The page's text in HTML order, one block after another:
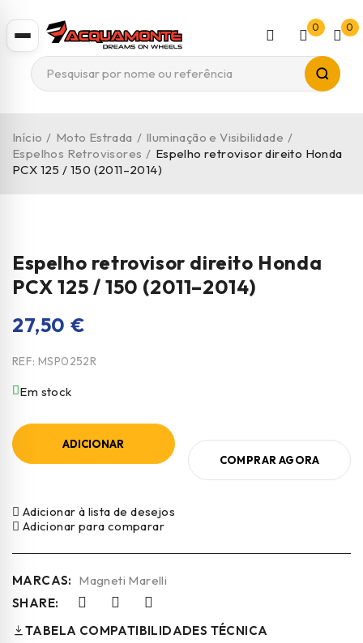
0 0
Início / Moto Estrada / Iluminação e Visibilidade /
Espelhos Retrovisores / Espelho retrovisor direito Honda
PCX 125 / 150 (2011–2014)
Espelho retrovisor direito Honda
PCX 125 / 150 (2011–2014)
27,50 €
REF: MSP0252R
Em stock
ADICIONAR
COMPRAR AGORA
Adicionar à lista de desejos
Adicionar para comparar
MARCAS: Magneti Marelli
SHARE:
TABELA COMPATIBILIDADES TÉCNICA